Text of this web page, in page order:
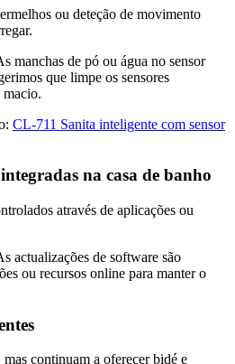
ou deteção de movimento
manchas de pó ou água no sensor
que limpe os sensores
macio.
CL-711 Sanita inteligente com sensor
na casa de banho
através de aplicações ou
actualizações de software são
ou recursos online para manter o
continuam a oferecer bidé e